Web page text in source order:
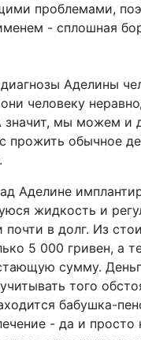
проблемами,
- сплошная
Аделины
человеку
значит, мы можем и
прожить обычное
Аделине
жидкость и
почти в долг. Из
5 000 гривен, а
сумму.
того
бабушка-
- да и просто